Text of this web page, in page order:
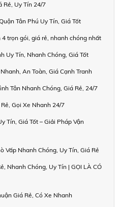
Rẻ, Uy Tín 24/7
Tân Phú Uy Tín, Giá Tốt
trọn gói, giá rẻ, nhanh chóng nhất
Uy Tín, Nhanh Chóng, Giá Tốt
An Toàn, Giá Cạnh Tranh
Tân Nhanh Chóng, Giá Rẻ, 24/7
Gọi Xe Nhanh 24/7
Tín, Giá Tốt – Giải Pháp Vận
Vấp Nhanh Chóng, Uy Tín, Giá Rẻ
Nhanh Chóng, Uy Tín | GỌI LÀ CÓ
Giá Rẻ, Có Xe Nhanh